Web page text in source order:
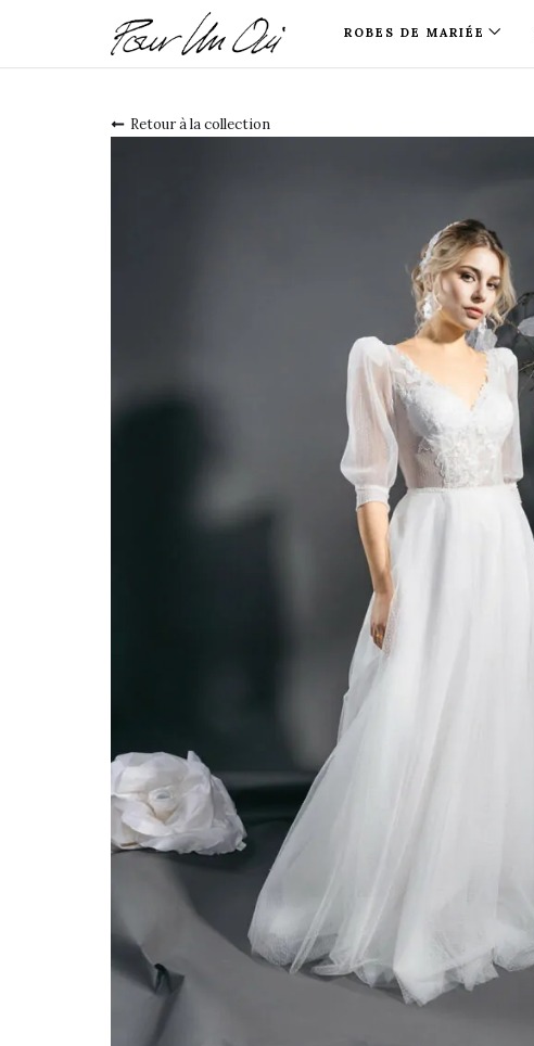
ROBES DE MARIÉE
Retour à la collection